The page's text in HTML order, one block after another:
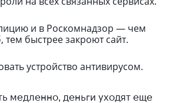
и в Роскомнадзор — чем
быстрее закроют сайт.
устройство антивирусом.
медленно, деньги уходят еще